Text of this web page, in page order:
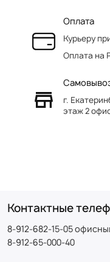
Оплата
Курьеру
Оплата на
г.
этаж 2
Контактные
8-912-682-15-05
8-912-65-000-40